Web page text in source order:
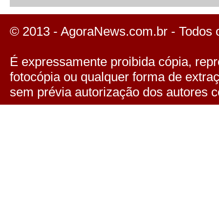
© 2013 - AgoraNews.com.br - Todos
É expressamente proibida cópia,
fotocópia ou qualquer forma de
sem prévia autorização dos autores